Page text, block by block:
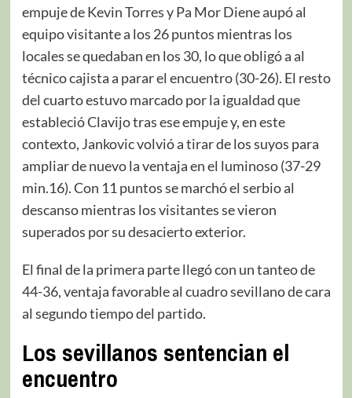
empuje de Kevin Torres y Pa Mor Diene aupó al
equipo visitante a los 26 puntos mientras los
locales se quedaban en los 30, lo que obligó a al
técnico cajista a parar el encuentro (30-26). El resto
del cuarto estuvo marcado por la igualdad que
estableció Clavijo tras ese empuje y, en este
contexto, Jankovic volvió a tirar de los suyos para
ampliar de nuevo la ventaja en el luminoso (37-29
min.16). Con 11 puntos se marchó el serbio al
descanso mientras los visitantes se vieron
superados por su desacierto exterior.
El final de la primera parte llegó con un tanteo de
44-36, ventaja favorable al cuadro sevillano de cara
al segundo tiempo del partido.
Los sevillanos sentencian el
encuentro